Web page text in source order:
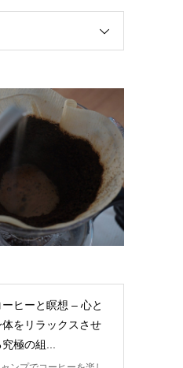
ーヒーと瞑想 – 心と
体をリラックスさせ
究極の組...